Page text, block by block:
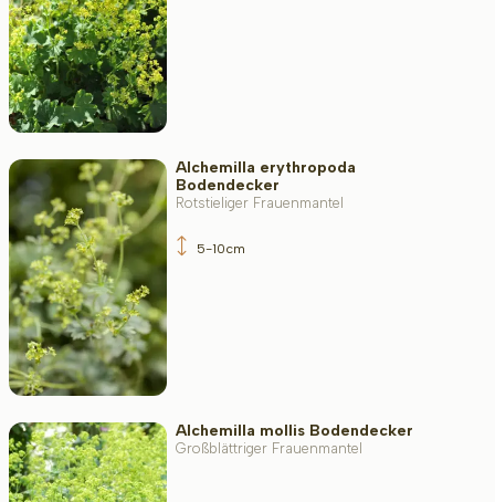
Alchemilla erythropoda
Bodendecker
Rotstieliger Frauenmantel
5-10cm
Alchemilla mollis Bodendecker
Großblättriger Frauenmantel